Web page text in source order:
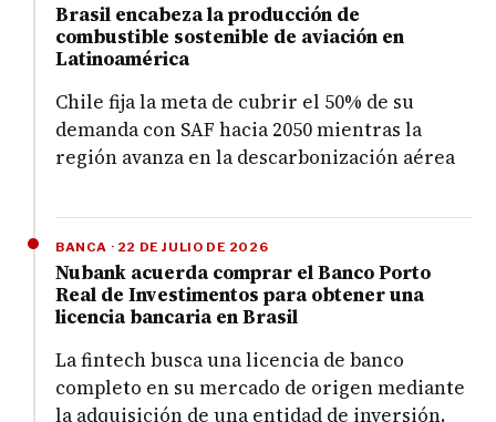
Brasil encabeza la producción de
combustible sostenible de aviación en
Latinoamérica
Chile fija la meta de cubrir el 50% de su
demanda con SAF hacia 2050 mientras la
región avanza en la descarbonización aérea
BANCA · 22 DE JULIO DE 2026
Nubank acuerda comprar el Banco Porto
Real de Investimentos para obtener una
licencia bancaria en Brasil
La fintech busca una licencia de banco
completo en su mercado de origen mediante
la adquisición de una entidad de inversión.